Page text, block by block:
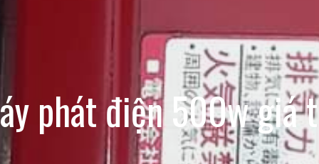
phát điện 500w giá